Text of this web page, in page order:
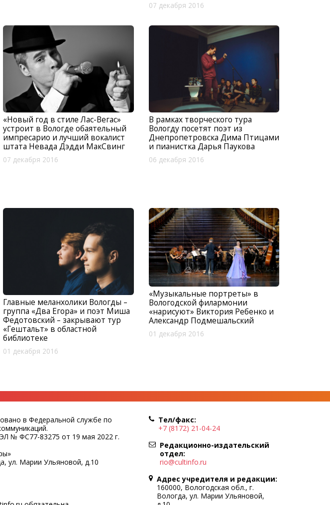
07 декабря 2016
«Новый год в стиле Лас-Вегас»
устроит в Вологде обаятельный
импресарио и лучший вокалист
штата Невада Дэдди МакСвинг
07 декабря 2016
В рамках творческого тура
Вологду посетят поэт из
Днепропетровска Дима Птицами
и пианистка Дарья Паукова
06 декабря 2016
Главные меланхолики Вологды –
группа «Два Егора» и поэт Миша
Федотовский – закрывают тур
«Гештальт» в областной
библиотеке
01 декабря 2016
«Музыкальные портреты» в
Вологодской филармонии
«нарисуют» Виктория Ребенко и
Александр Подмешальский
01 декабря 2016
в Федеральной службе по
№ ФС77-83275 от 19 мая 2022 г.
ул. Марии Ульяновой, д.10
Тел/факс:
+7 (8172) 21-04-24
Редакционно-издательский
отдел:
rio@cultinfo.ru
Адрес учредителя и редакции:
160000, Вологодская обл., г.
Вологда, ул. Марии Ульяновой,